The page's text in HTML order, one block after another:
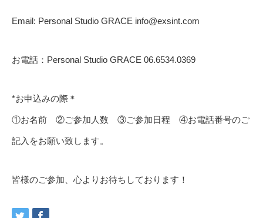
Email: Personal Studio GRACE info@exsint.com
お電話：Personal Studio GRACE 06.6534.0369
*お申込みの際＊
①お名前 ②ご参加人数 ③ご参加日程 ④お電話番号のご
記入をお願い致します。
皆様のご参加、心よりお待ちしております！